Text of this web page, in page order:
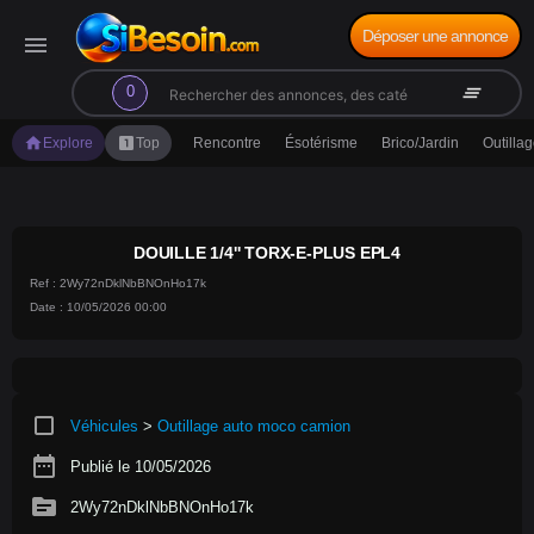
menu
0
search clear_all
Déposer une annonce
home Explore looks_oneTop Rencontre Ésotérisme Brico/Jardin
DOUILLE 1/4'' TORX-E-PLUS EPL4
Ref : 2Wy72nDklNbBNOnHo17k
Date : 10/05/2026 00:00
crop_square Véhicules > Outillage auto moco camion
date_range Publié le 10/05/2026
source 2Wy72nDklNbBNOnHo17k